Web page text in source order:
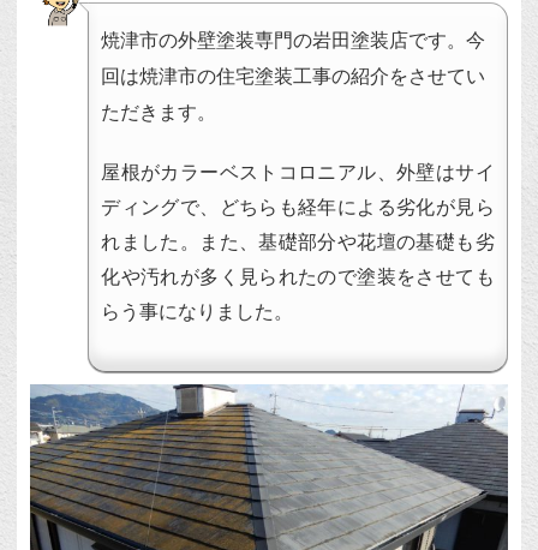
焼津市の外壁塗装専門の岩田塗装店です。今
回は焼津市の住宅塗装工事の紹介をさせてい
ただきます。
屋根がカラーベストコロニアル、外壁はサイ
ディングで、どちらも経年による劣化が見ら
れました。また、基礎部分や花壇の基礎も劣
化や汚れが多く見られたので塗装をさせても
らう事になりました。